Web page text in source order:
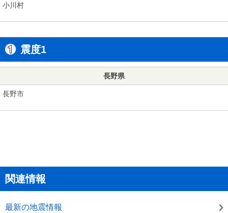
小川村
震度1
長野県
長野市
関連情報
最新の地震情報